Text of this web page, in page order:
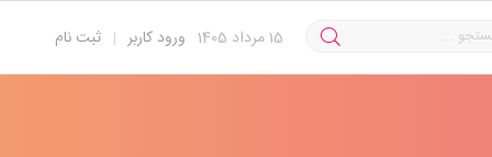
ثبت نام | ورود کاربر 15مرداد 1405